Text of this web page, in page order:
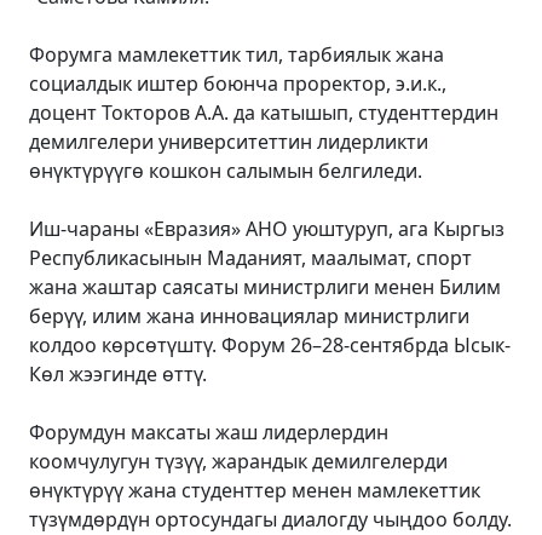
Форумга мамлекеттик тил, тарбиялык жана
социалдык иштер боюнча проректор, э.и.к.,
доцент Токторов А.А. да катышып, студенттердин
демилгелери университеттин лидерликти
өнүктүрүүгө кошкон салымын белгиледи.
Иш-чараны «Евразия» АНО уюштуруп, ага Кыргыз
Республикасынын Маданият, маалымат, спорт
жана жаштар саясаты министрлиги менен Билим
берүү, илим жана инновациялар министрлиги
колдоо көрсөтүштү. Форум 26–28-сентябрда Ысык-
Көл жээгинде өттү.
Форумдун максаты жаш лидерлердин
коомчулугун түзүү, жарандык демилгелерди
өнүктүрүү жана студенттер менен мамлекеттик
түзүмдөрдүн ортосундагы диалогду чыңдоо болду.